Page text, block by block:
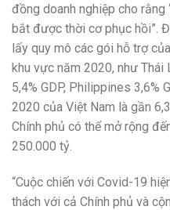
đồng doanh nghiệp cho
bắt được thời cơ phục hồi”.
lấy quy mô các gói hỗ trợ
khu vực năm 2020, như Thái
5,4% GDP, Philippines 3,6%
2020 của Việt Nam là gần
Chính phủ có thể mở rộng
250.000 tỷ.
“Cuộc chiến với Covid-19
thách với cả Chính phủ và